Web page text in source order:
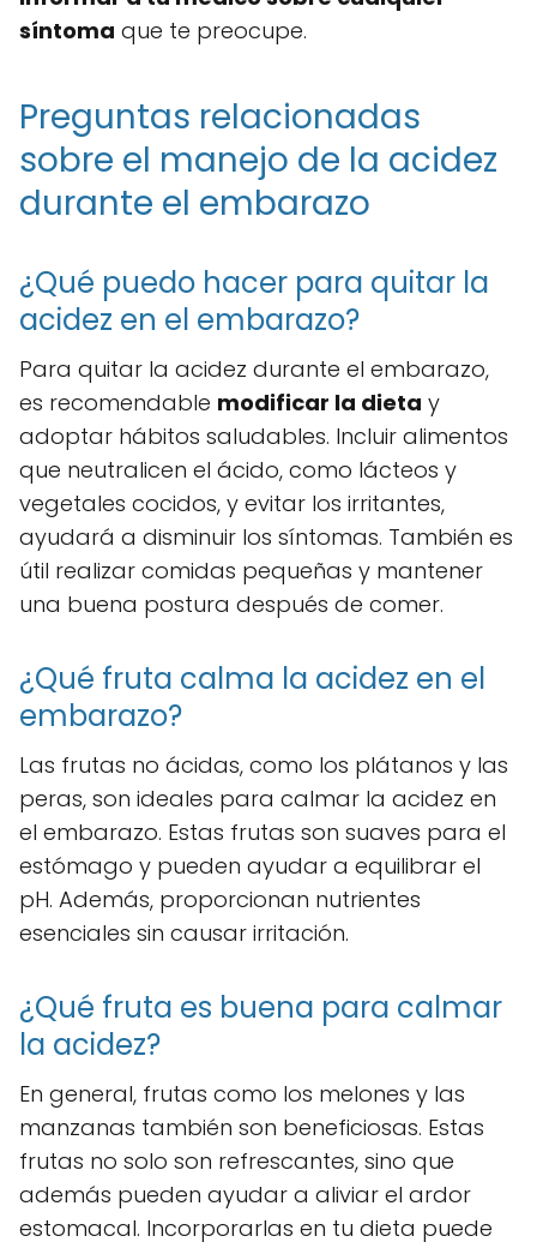
síntoma que te preocupe.
Preguntas relacionadas
sobre el manejo de la acidez
durante el embarazo
¿Qué puedo hacer para quitar la
acidez en el embarazo?
Para quitar la acidez durante el embarazo,
es recomendable modificar la dieta y
adoptar hábitos saludables. Incluir alimentos
que neutralicen el ácido, como lácteos y
vegetales cocidos, y evitar los irritantes,
ayudará a disminuir los síntomas. También es
útil realizar comidas pequeñas y mantener
una buena postura después de comer.
¿Qué fruta calma la acidez en el
embarazo?
Las frutas no ácidas, como los plátanos y las
peras, son ideales para calmar la acidez en
el embarazo. Estas frutas son suaves para el
estómago y pueden ayudar a equilibrar el
pH. Además, proporcionan nutrientes
esenciales sin causar irritación.
¿Qué fruta es buena para calmar
la acidez?
En general, frutas como los melones y las
manzanas también son beneficiosas. Estas
frutas no solo son refrescantes, sino que
además pueden ayudar a aliviar el ardor
estomacal. Incorporarlas en tu dieta puede